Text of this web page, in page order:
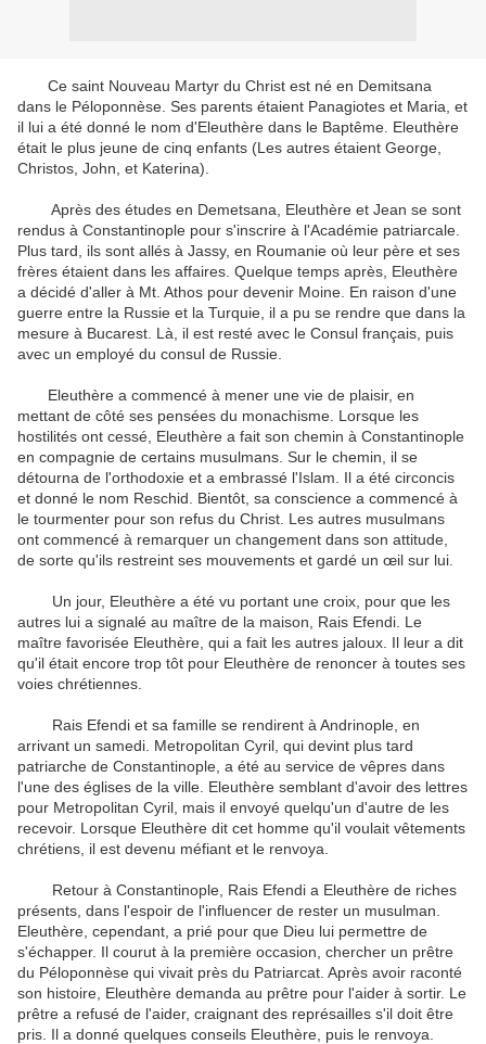
Ce saint Nouveau Martyr du Christ est né en Demitsana
dans le Péloponnèse Ses parents étaient Panagiotes et Maria et
il lui a été donné le nom d'Eleuthère dans le Baptême Eleuthère
était le plus jeune de cinq enfants (Les autres étaient George
Christos John et Katerina)
Après des études en Demetsana Eleuthère et Jean se sont
rendus à Constantinople pour s'inscrire à l'Académie patriarcale
Plus tard,
ils sont allés à Jassy, en Roumanie où leur père et ses
frères étaient dans les affaires. Quelque temps après, Eleuthère
a décidé d'aller à Mt. Athos pour devenir Moine En raison d'une
guerre entre la Russie et la Turquie il a pu se rendre que dans la
mesure à Bucarest Là, il est resté avec le Consul français puis
avec un employé du consul de Russie
Eleuthère a commencé à mener une vie de plaisir, en
mettant de côté ses pensées du monachisme Lorsque les
hostilités ont cessé Eleuthère a fait son chemin à Constantinople
en compagnie de certains musulmans Sur le chemin
il se
détourna de l'orthodoxie et a embrassé l'Islam Il a été circoncis
et donné le nom Reschid Bientôt, sa conscience a commencé à
le tourmenter pour son refus du Christ Les autres musulmans
ont commencé à remarquer un changement dans son attitude
de sorte qu'ils restreint ses mouvements et gardé un œil sur lui
Un jour, Eleuthère a été vu portant une croix pour que les
autres lui a signalé au maître de la maison Rais Efendi Le
maître favorisée Eleuthère qui a fait les autres jaloux Il leur a dit
qu'il était encore trop tôt pour Eleuthère de renoncer à toutes ses
voies chrétiennes
Rais Efendi et sa famille se rendirent à Andrinople , en
arrivant un samedi Metropolitan Cyril qui devint plus tard
patriarche de Constantinople a été au service de vêpres dans
l'une des églises de la ville Eleuthère semblant d'avoir des lettres
pour Metropolitan Cyril mais il envoyé quelqu'un d'autre de les
recevoir. Lorsque Eleuthère dit cet homme qu'il voulait vêtements
chrétiens il est devenu méfiant et le renvoya
Retour à Constantinople Rais Efendi a Eleuthère de riches
présents , dans l'espoir de l'influencer de rester un musulman
Eleuthère cependant, a prié pour que Dieu lui permettre de
s'échapper. Il courut à la première occasion chercher un prêtre
du Péloponnèse qui vivait près du Patriarcat Après avoir raconté
son histoire Eleuthère demanda au prêtre pour l'aider à sortir. Le
prêtre a refusé de l'aider, craignant des représailles s'il doit être
pris Il a donné quelques conseils Eleuthère puis le renvoya